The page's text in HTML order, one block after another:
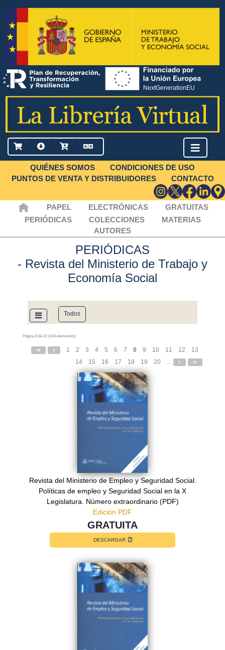
QUIÉNES SOMOS
CONDICIONES DE USO
PUNTOS DE VENTA Y DISTRIBUIDORES
CONTACTO
PAPEL ELECTRÓNICAS
GRATUITAS
PERIÓDICAS
COLECCIONES
MATERIAS
AUTORES
PERIÓDICAS
- Revista del Ministerio de Trabajo y
Economía Social
Todos
Página 8 de 21 (414 elementos)
1 2 3 4 5 6 7 8 9 10 11 12
13
14
15 16 17 18 19 20
Revista del Ministerio de Empleo y Seguridad Social.
Políticas de empleo y Seguridad Social en la X
Legislatura. Número extraordinario (PDF)
Edición PDF
GRATUITA
DESCARGAR